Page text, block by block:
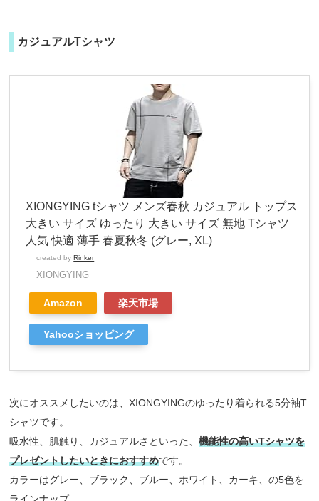
カジュアルTシャツ
XIONGYING tシャツ メンズ春秋 カジュアル トップス
大きい サイズ ゆったり 大きい サイズ 無地 Tシャツ
人気 快適 薄手 春夏秋冬 (グレー, XL)
created byRinker
XIONGYING
Amazon 楽天市場
Yahooショッピング
次にオススメしたいのは、XIONGYINGのゆったり着られる5分袖T
シャツです。
吸水性、肌触り、カジュアルさといった、機能性の高いTシャツを
プレゼントしたいときにおすすめです。
カラーはグレー、ブラック、ブルー、ホワイト、カーキ、の5色を